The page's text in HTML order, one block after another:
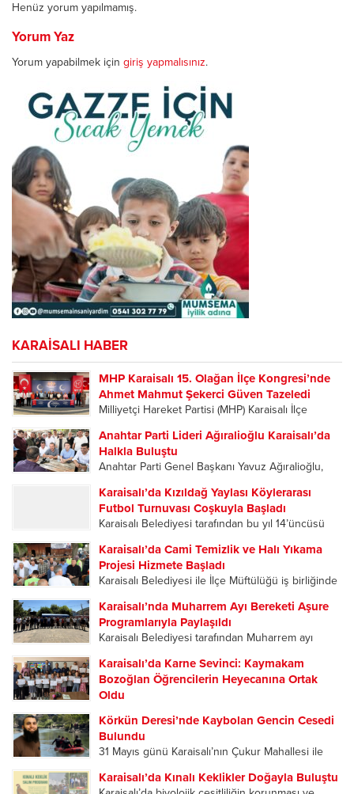
Henüz yorum yapılmamış.
Yorum Yaz
Yorum yapabilmek için giriş yapmalısınız.
KARAİSALI HABER
MHP Karaisalı 15. Olağan İlçe Kongresi’nde
Ahmet Mahmut Şekerci Güven Tazeledi
Milliyetçi Hareket Partisi (MHP) Karaisalı İlçe
katılımla gerçekleştirildi. Tek listeyle gidilen
kongrede mevcut İlçe Başkanı Ahmet Mahmut
Şekerci, delegelerin oylarıyla yeniden ilçe
başkanlığına seçilerek...
Anahtar Parti Lideri Ağıralioğlu Karaisalı’da
Halkla Buluştu
Anahtar Parti Genel Başkanı Yavuz Ağıralioğlu,
Yayla Şenlikleri kapsamında geldiği Karaisalı’da
vatandaşların ilgisiyle karşılandı. Karaisalı’da
partililer, Ağıralioğlu’nu çiçeklerle karşıladı.
Karşılama programına Anahtar Parti Adana...
Karaisalı’da Kızıldağ Yaylası Köylerarası
Futbol Turnuvası Coşkuyla Başladı
Karaisalı Belediyesi tarafından bu yıl 14’üncüsü
Turnuvası, düzenlenen açılış programıyla başladı.
Sporun ve dostluğun buluştuğu organizasyonun
ilk gününde oynanan karşılaşmalar
futbolseverlere heyecan dolu anlar yaşattı....
Karaisalı’da Cami Temizlik ve Halı Yıkama
Projesi Hizmete Başladı
Karaisalı Belediyesi ile İlçe Müftülüğü iş birliğinde
Halı Yıkama Projesi”, Kızıldağ Yaylası’ndaki
Ramazanoğlu Camii’nde düzenlenen programla
hizmete açıldı. Açılış programına Karaisalı
Kaymakamı Hüseyin...
Karaisalı’nda Muharrem Ayı Bereketi Aşure
Programlarıyla Paylaşıldı
Karaisalı Belediyesi tarafından Muharrem ayı
ilçe merkezi ile mahallelerde yoğun katılımla
gerçekleştirildi. Birlik, beraberlik ve paylaşma
kültürünün ön plana çıktığı etkinliklerde
vatandaşlar aynı sofrada buluştu....
Karaisalı’da Karne Sevinci: Kaymakam
Bozoğlan Öğrencilerin Heyecanına Ortak
Oldu
birlikte Karaisalı’da öğrenciler karne heyecanı
yaşadı. Karaisalı Kaymakamı Hüseyin Bozoğlan,
Eğlence İlkokulu-Ortaokulu’nda düzenlenen
karne dağıtım törenine katılarak öğrencilerin
sevincine ortak oldu. Törene Kaymakam
Körkün Deresi’nde Kaybolan Gencin Cesedi
Bulundu
31 Mayıs günü Karaisalı’nın Çukur Mahallesi ile
Köprüsü mevkisinde meydana gelen olayda.
Karaisalı’da Kınalı Keklikler Doğayla Buluştu